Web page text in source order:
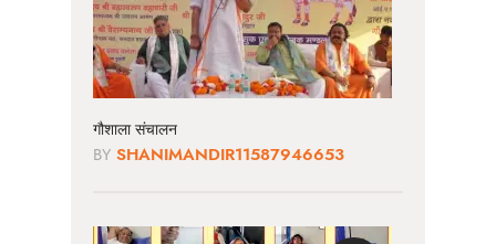
गौशाला संचालन
BY SHANIMANDIR11587946653